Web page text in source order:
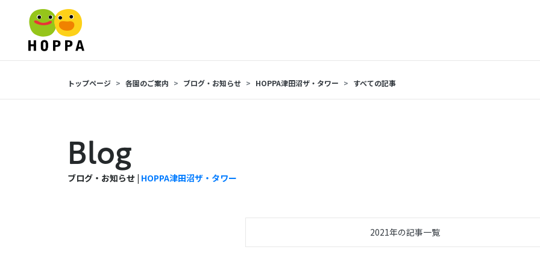
トップページ 各園のご案内 ブログ・お知らせ HOPPA津田沼ザ・タワー すべての記事
Blog
ブログ・お知らせ | HOPPA津田沼ザ・タワー
2021年の記事一覧